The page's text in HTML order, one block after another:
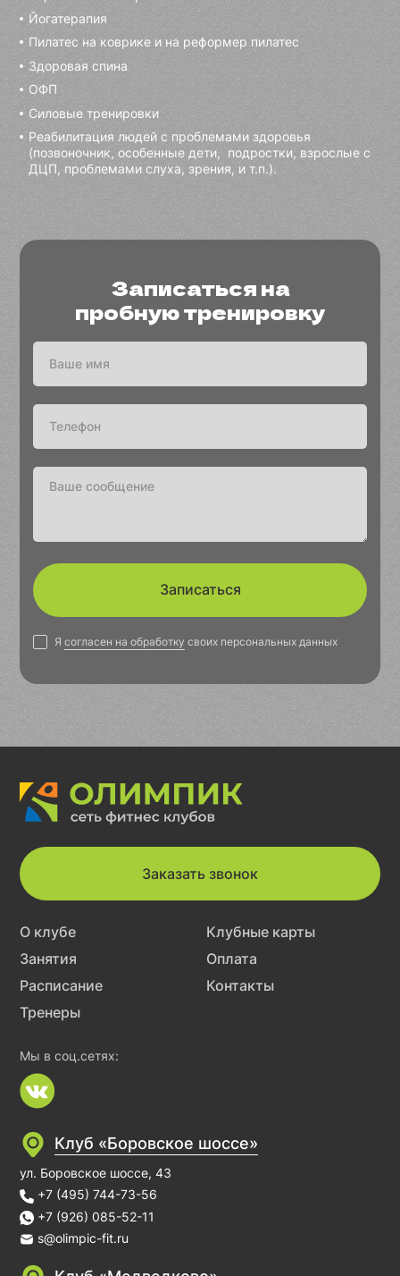
Йогатерапия
Пилатес на коврике и на реформер пилатес
Здоровая спина
ОФП
Силовые тренировки
Реабилитация людей с проблемами здоровья
(позвоночник, особенные дети, подростки, взрослые с
ДЦП, проблемами слуха, зрения, и т.п.).
Записаться на
пробную тренировку
Записаться
Ясогласен на обработку своих персональных данных
Заказать звонок
О клубе
Занятия
Расписание
Тренеры
Клубные карты
Оплата
Контакты
Мы в соц.сетях:
Клуб «Боровское шоссе»
ул. Боровское шоссе, 43
+7 (495) 744-73-56
+7 (926) 085-52-11
s@olimpic-fit.ru